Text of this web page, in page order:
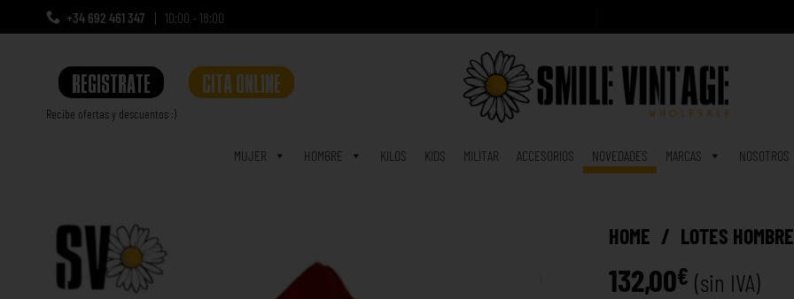
+34 692 461 347 10:00 - 18:00
REGISTRATE
Recibe ofertas y descuentos :)
CITA ONLINE
MUJER HOMBRE KILOS KIDS MILITAR ACCESORIOS NOVEDADES MARCAS NOSOTROS
HOME / LOTES HOMBRE
132,00€ (sin IVA)